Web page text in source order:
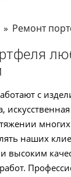
» Ремонт
с
наших
высоким